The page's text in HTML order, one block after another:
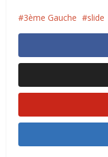
3ème Gauche slide